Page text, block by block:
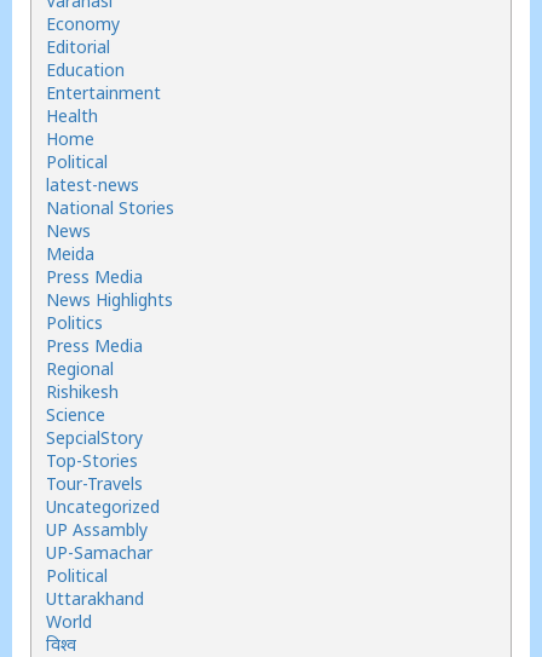
Economy
Editorial
Education
Entertainment
Health
Home
Political
latest-news
National Stories
News
Meida
Press Media
News Highlights
Politics
Press Media
Regional
Rishikesh
Science
SepcialStory
Top-Stories
Tour-Travels
Uncategorized
UP Assambly
UP-Samachar
Political
Uttarakhand
World
विश्व